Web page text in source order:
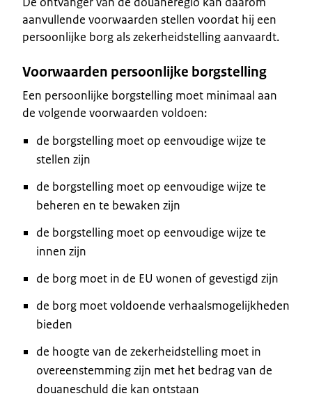
aanvullende voorwaarden stellen voordat hij een
persoonlijke borg als zekerheidstelling aanvaardt.
Voorwaarden persoonlijke borgstelling
Een persoonlijke borgstelling moet minimaal aan
de volgende voorwaarden voldoen:
de borgstelling moet op eenvoudige wijze te
stellen zijn
de borgstelling moet op eenvoudige wijze te
beheren en te bewaken zijn
de borgstelling moet op eenvoudige wijze te
innen zijn
de borg moet in de EU wonen of gevestigd zijn
de borg moet voldoende verhaalsmogelijkheden
bieden
de hoogte van de zekerheidstelling moet in
overeenstemming zijn met het bedrag van de
douaneschuld die kan ontstaan